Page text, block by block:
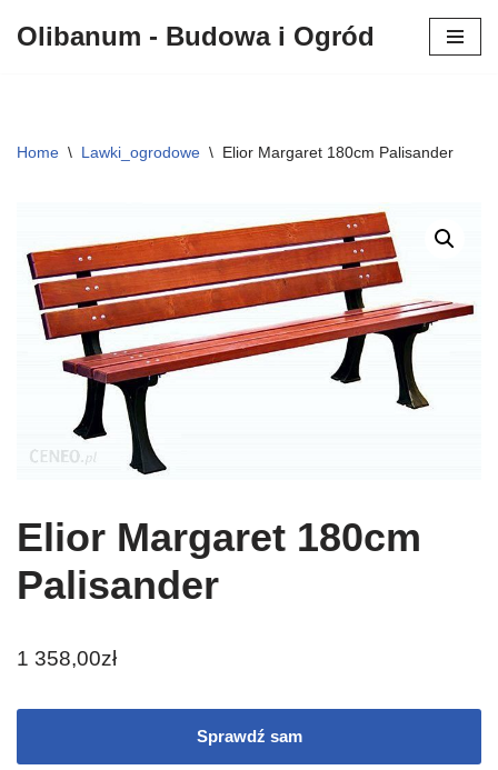
Olibanum - Budowa i Ogród
Home \ Lawki_ogrodowe \ Elior Margaret 180cm Palisander
Elior Margaret 180cm
Palisander
1 358,00zł
Sprawdź sam